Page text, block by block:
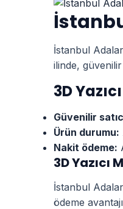
İstanbul
ilinde,
3D
Güvenilir
Ürün durumu:
Nakit ödeme:
3D Yazıcı
İstanbul
ödeme